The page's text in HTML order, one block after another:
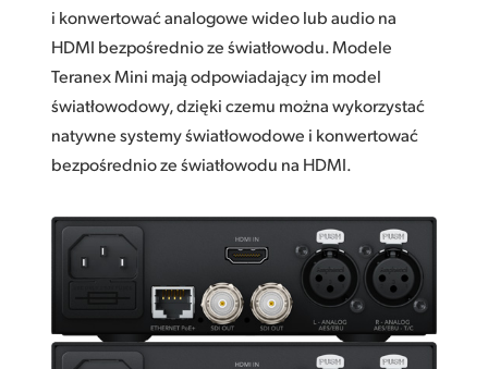
i konwertować analogowe wideo lub audio na
HDMI bezpośrednio ze światłowodu. Modele
Teranex Mini mają odpowiadający im model
światłowodowy, dzięki czemu można wykorzystać
natywne systemy światłowodowe i konwertować
bezpośrednio ze światłowodu na HDMI.